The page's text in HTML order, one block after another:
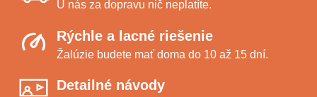
U nás za dopravu nič neplatíte.
Rýchle a lacné riešenie
Žalúzie budete mať doma do 10 až 15 dní.
Detailné návody